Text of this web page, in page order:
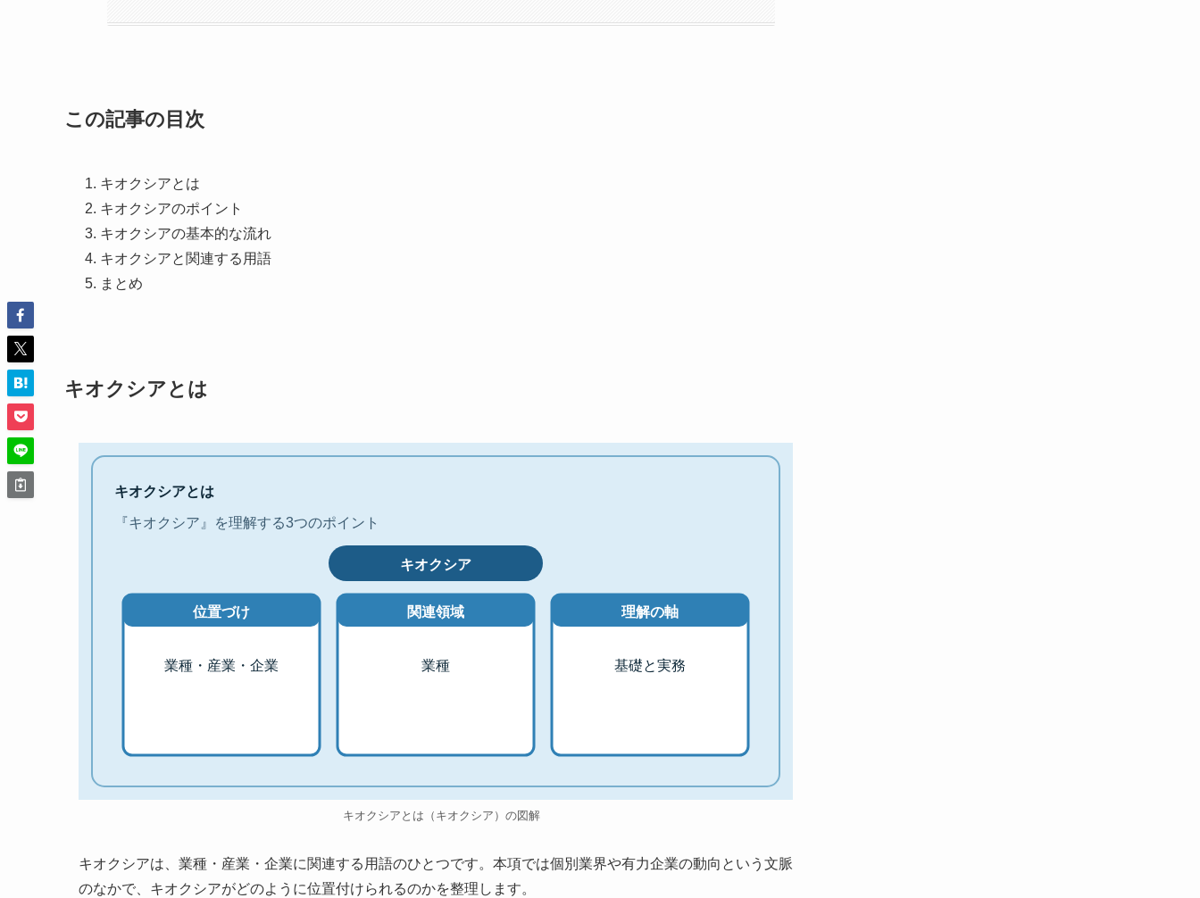
この記事の目次
キオクシアとは
キオクシアのポイント
キオクシアの基本的な流れ
キオクシアと関連する用語
まとめ
キオクシアとは
キオクシアとは
『キオクシア』を理解する3つのポイント
キオクシア
位置づけ
業種・産業・企業
関連領域
業種
理解の軸
基礎と実務
キオクシアとは（キオクシア）の図解
キオクシアは、業種・産業・企業に関連する用語のひとつです。本項では個別業界や有力企業の動向という文脈
のなかで、キオクシアがどのように位置付けられるのかを整理します。